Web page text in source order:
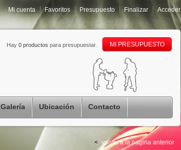
Mi cuenta Favoritos Presupuesto Finalizar Acceder
Hay 0 productos para presupuestar. MI PRESUPUESTO
Galería Ubicación Contacto
< volver a la pagina anterior